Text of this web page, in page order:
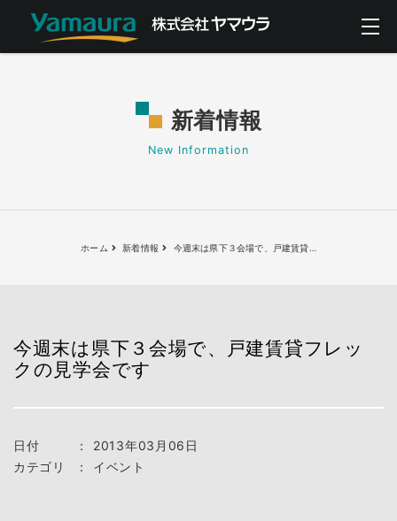
新着情報
New Information
ホーム 新着情報 今週末は県下３会場で、戸建賃貸
今週末は県下３会場で、戸建賃貸フレッ
クの見学会です
日付 ：
2013年03月06日
カテゴリ
： イベント